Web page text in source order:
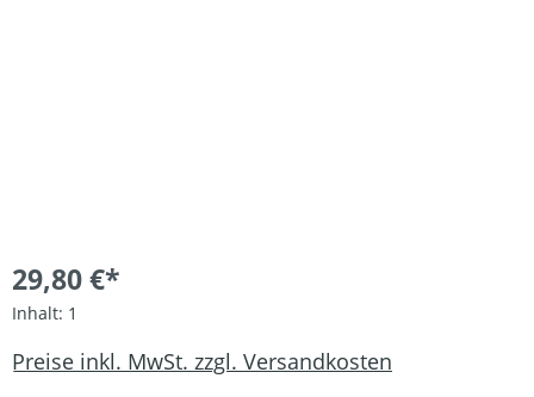
29,80 €*
Inhalt: 1
Preise inkl. MwSt. zzgl. Versandkosten